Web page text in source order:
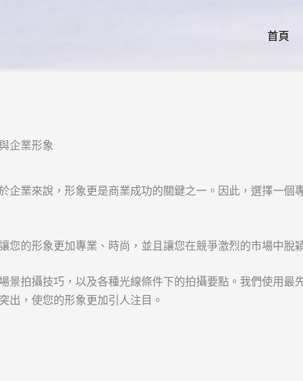
首頁
企業形象
企業來說，形象更是商業成功的關鍵之一。因此，選擇一個
您的形象更加專業、時尚，並且讓您在競爭激烈的市場中脫
景拍攝技巧，以及各種光線條件下的拍攝要點。我們使用最
出，使您的形象更加引人注目。